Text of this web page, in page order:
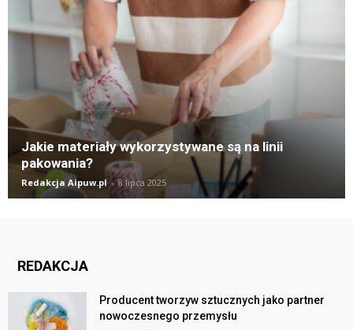
Jakie materiały wykorzystywane są na linii
pakowania?
Redakcja Aipuw.pl - 8 lipca 2025
REDAKCJA
Producent tworzyw sztucznych jako partner
nowoczesnego przemysłu